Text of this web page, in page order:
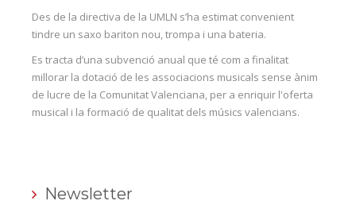
Des de la directiva de la UMLN s’ha estimat convenient
tindre un saxo bariton nou, trompa i una bateria.
Es tracta d’una subvenció anual que té com a finalitat
millorar la dotació de les associacions musicals sense ànim
de lucre de la Comunitat Valenciana, per a enriquir l'oferta
musical i la formació de qualitat dels músics valencians.
Newsletter